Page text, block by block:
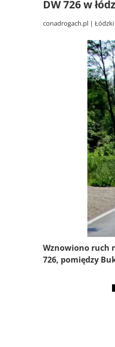
DW 726 w
conadrogach.pl Łódzki
Wznowiono ruch
726, pomiędzy